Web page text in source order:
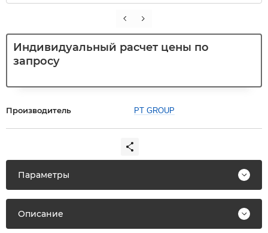
Индивидуальный расчет цены по
запросу
Производитель PT GROUP
Параметры
Описание